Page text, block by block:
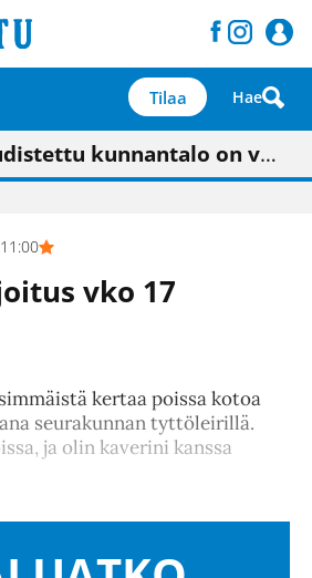
Tilaa Hae
pitäisi näkyä hieman parempana painojäljen laatuna lehdessä
kunnantalo on valoisa
käynnistämässä uudelleen keskustavisiotyön”
totuttu elämään omavaraisemmin kuin kaupungissa"
vko 17
kertaa poissa kotoa
seurakunnan tyttöleirillä.
ja olin kaverini kanssa